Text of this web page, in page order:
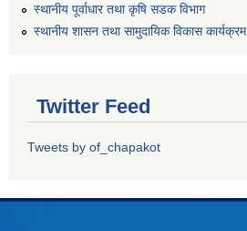
स्थानीय पूर्वाधार तथा कृषि सडक विभाग
स्थानीय शासन तथा सामुदायिक विकास कार्यक्रम
Twitter Feed
Tweets by of_chapakot